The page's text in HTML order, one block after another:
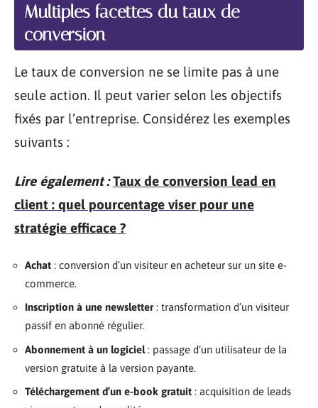
Multiples facettes du taux de
conversion
Le taux de conversion ne se limite pas à une
seule action. Il peut varier selon les objectifs
fixés par l’entreprise. Considérez les exemples
suivants :
Lire également : Taux de conversion lead en
client : quel pourcentage viser pour une
stratégie efficace ?
Achat : conversion d’un visiteur en acheteur sur un site e-
commerce.
Inscription à une newsletter: transformation d’un visiteur
passif en abonné régulier.
Abonnement à un logiciel: passage d’un utilisateur de la
version gratuite à la version payante.
Téléchargement d’un e-book gratuit : acquisition de leads